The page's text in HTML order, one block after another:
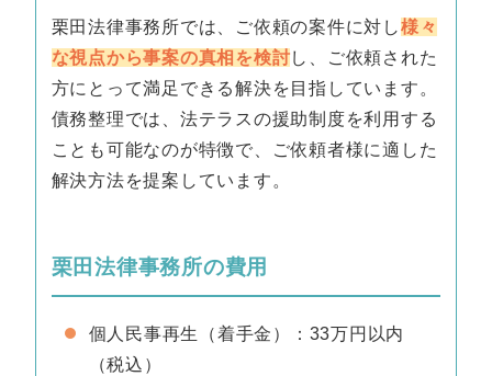
栗田法律事務所では、ご依頼の案件に対し様々
な視点から事案の真相を検討し、ご依頼された
方にとって満足できる解決を目指しています。
債務整理では、法テラスの援助制度を利用する
ことも可能なのが特徴で、ご依頼者様に適した
解決方法を提案しています。
栗田法律事務所の費用
個人民事再生（着手金）：33万円以内
（税込）